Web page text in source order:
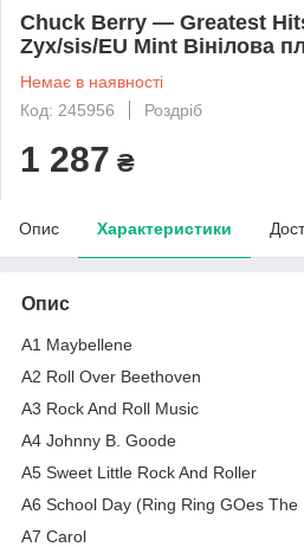
Chuck Berry — Greatest
Zyx/sis/EU Mint Вінілова
Немає в наявності
Код: 245956
Роздріб
1 287 ₴
Опис Характеристики
Опис
A1 Maybellene
A2 Roll Over Beethoven
A3 Rock And Roll Music
A4 Johnny B. Goode
A5 Sweet Little Rock And Roller
A6 School Day (Ring Ring GOes The
A7 Carol